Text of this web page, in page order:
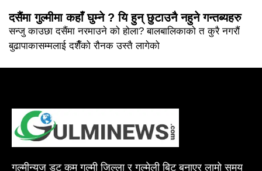
दसैंमा गुल्मीमा कहाँ घुम्ने ? यि हुन् छुटाउनै नहुने गन्तब्यहरु
सन्जु काउछा दसैंमा नरमाउने को होला? बालबालिकाको त कुरै नगरौं
बुढापाकासम्मलाई दशैँको रौनक उस्तै लागेको
गुल्मीन्युज डट कम गुल्मी जिल्ला र गुल्मेली बिट बनाएर लामो समय